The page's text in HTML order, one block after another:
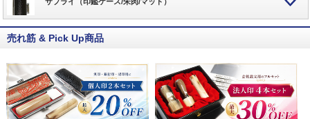
売れ筋 & Pick Up商品